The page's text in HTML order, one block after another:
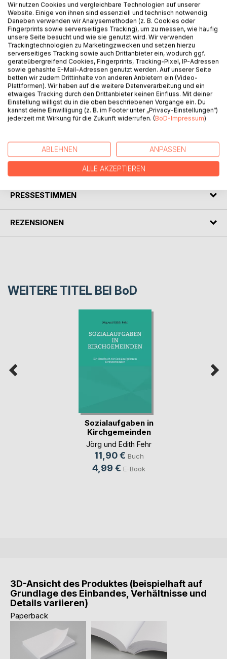
BESCHREIBUNG
"Become a Humanitarian Manager" is a practical and
inspiring guide for professionals seeking to become
effective leaders in the humanitarian sector. Designed for
aspiring managers, field coordinators, and NGO leaders, it
explores the unique challenges of managing teams,
resources, and operations in crisis-affected environments.
Blending strategic management principles with
PRESSESTIMMEN
REZENSIONEN
WEITERE TITEL BEI BoD
Sozialaufgaben in
Kirchgemeinden
Jörg und Edith Fehr
11,90 € Buch
4,99 € E-Book
3D-Ansicht des Produktes (beispielhaft auf
Grundlage des Einbandes, Verhältnisse und
Details variieren)
Paperback
Wir nutzen Cookies und vergleichbare Technologien auf unserer
Website. Einige von ihnen sind essenziell und technisch notwendig.
Daneben verwenden wir Analysemethoden (z. B. Cookies oder
Fingerprints sowie serverseitiges Tracking), um zu messen, wie häufig
unsere Seite besucht und wie sie genutzt wird. Wir verwenden
Trackingtechnologien zu Marketingzwecken und setzen hierzu
serverseitiges Tracking sowie auch Drittanbieter ein, wodurch ggf.
geräteübergreifend Cookies, Fingerprints, Tracking-Pixel, IP-Adressen
sowie gehashte E-Mail-Adressen genutzt werden. Auf unserer Seite
betten wir zudem Drittinhalte von anderen Anbietern ein (Video-
Plattformen). Wir haben auf die weitere Datenverarbeitung und ein
etwaiges Tracking durch den Drittanbieter keinen Einfluss. Mit deiner
Einstellung willigst du in die oben beschriebenen Vorgänge ein. Du
kannst deine Einwilligung (z. B. im Footer unter „Privacy-Einstellungen“)
jederzeit mit Wirkung für die Zukunft widerrufen. (BoD-Impressum)
ABLEHNEN ANPASSEN
ALLE AKZEPTIEREN